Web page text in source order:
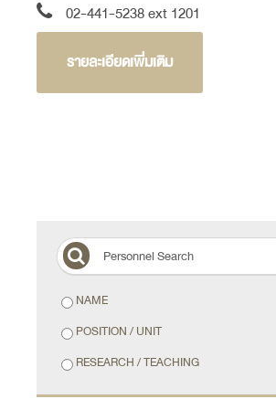
02-441-5238 ext 1201
รายละเอียดเพิ่มเติม
NAME
POSITION / UNIT
RESEARCH / TEACHING